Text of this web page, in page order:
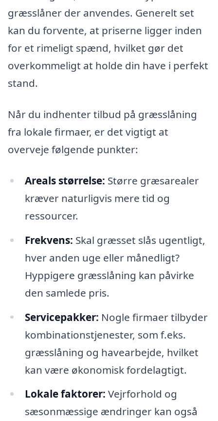
græsslåner der anvendes. Generelt set
kan du forvente, at priserne ligger inden
for et rimeligt spænd, hvilket gør det
overkommeligt at holde din have i perfekt
stand.
Når du indhenter tilbud på græsslåning
fra lokale firmaer, er det vigtigt at
overveje følgende punkter:
Areals størrelse: Større græsarealer
kræver naturligvis mere tid og
ressourcer.
Frekvens: Skal græsset slås ugentligt,
hver anden uge eller månedligt?
Hyppigere græsslåning kan påvirke
den samlede pris.
Servicepakker: Nogle firmaer tilbyder
kombinationstjenester, som f.eks.
græsslåning og havearbejde, hvilket
kan være økonomisk fordelagtigt.
Lokale faktorer: Vejrforhold og
sæsonmæssige ændringer kan også